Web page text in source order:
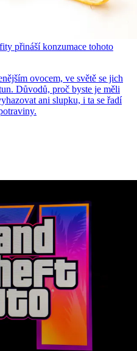
přináší konzumace tohoto
ovocem, ve světě se jich
Důvodů, proč byste je měli
ani slupku, i ta se řadí